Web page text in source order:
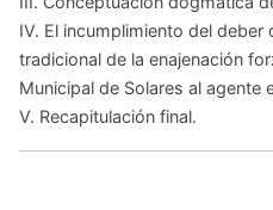
IV. El incumplimiento del deber
tradicional de la enajenación
Municipal de Solares al agente
V. Recapitulación final.